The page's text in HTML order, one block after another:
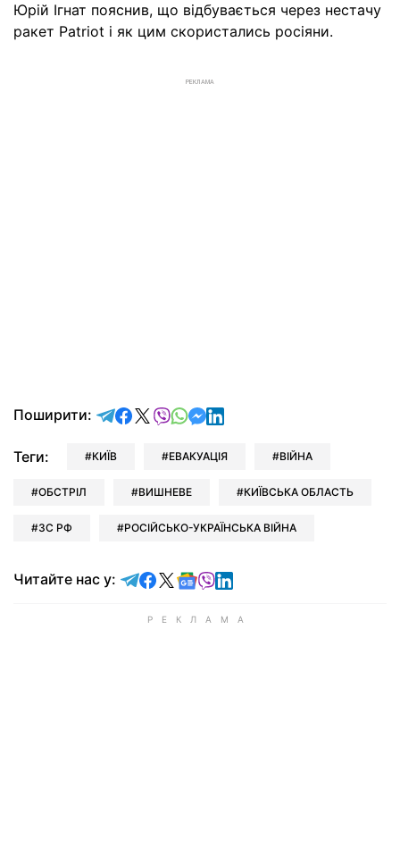
Юрій Ігнат пояснив, що відбувається через нестачу
ракет Patriot і як цим скористались росіяни.
РЕКЛАМА
Поширити: відправити у Telegram
поділитись у Facebook
поділитись у X
відправити у Viber
відправити у Whatsapp
відправити у Messenger
відправити у LinkedIn
Теги: КИЇВ ЕВАКУАЦІЯ ВІЙНА
ОБСТРІЛ ВИШНЕВЕ КИЇВСЬКА ОБЛАСТЬ
ЗС РФ РОСІЙСЬКО-УКРАЇНСЬКА ВІЙНА
Читайте нас у: Читайте у Telegram
Читайте у Facebook
Читайте у X
Читайте у Google news
Читайте у Viber
Читайте у LinkedIn